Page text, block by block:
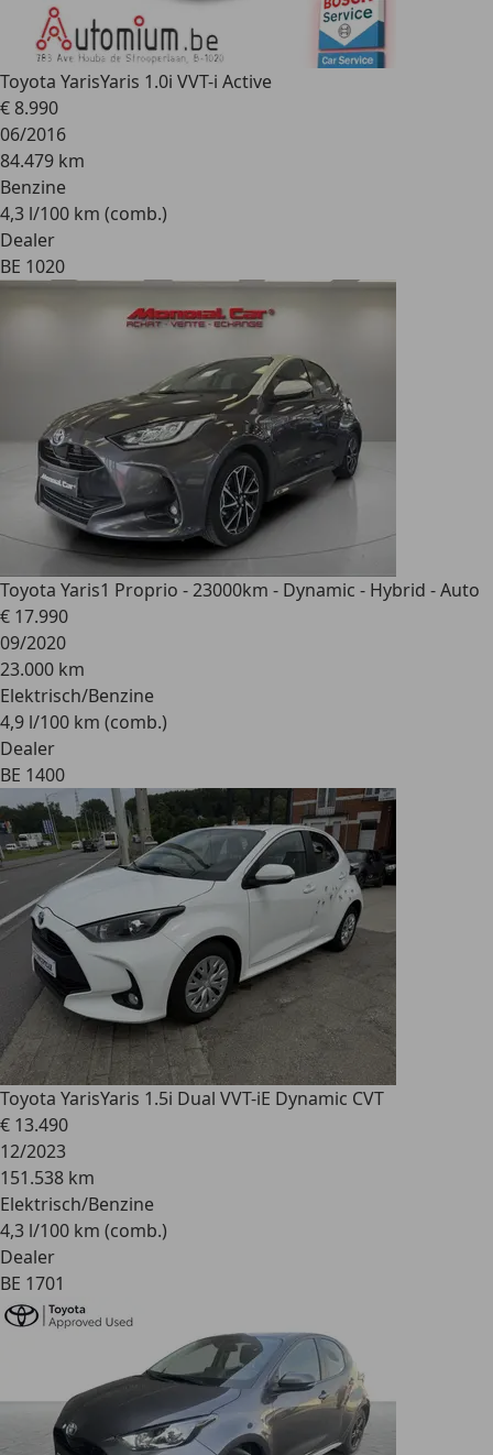
Toyota YarisYaris 1.0i VVT-i Active
€ 8.990
06/2016
84.479 km
Benzine
4,3 l/100 km (comb.)
Dealer
BE 1020
Toyota Yaris1 Proprio - 23000km - Dynamic - Hybrid - Auto
€ 17.990
09/2020
23.000 km
Elektrisch/Benzine
4,9 l/100 km (comb.)
Dealer
BE 1400
Toyota YarisYaris 1.5i Dual VVT-iE Dynamic CVT
€ 13.490
12/2023
151.538 km
Elektrisch/Benzine
4,3 l/100 km (comb.)
Dealer
BE 1701